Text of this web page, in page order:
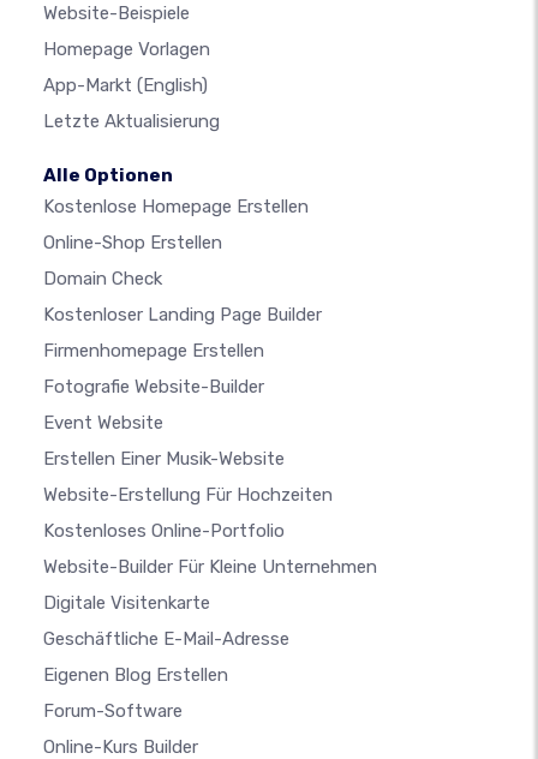
Website-Beispiele
Homepage Vorlagen
App-Markt (English)
Letzte Aktualisierung
Alle Optionen
Kostenlose Homepage Erstellen
Online-Shop Erstellen
Domain Check
Kostenloser Landing Page Builder
Firmenhomepage Erstellen
Fotografie Website-Builder
Event Website
Erstellen Einer Musik-Website
Website-Erstellung Für Hochzeiten
Kostenloses Online-Portfolio
Website-Builder Für Kleine Unternehmen
Digitale Visitenkarte
Geschäftliche E-Mail-Adresse
Eigenen Blog Erstellen
Forum-Software
Online-Kurs Builder